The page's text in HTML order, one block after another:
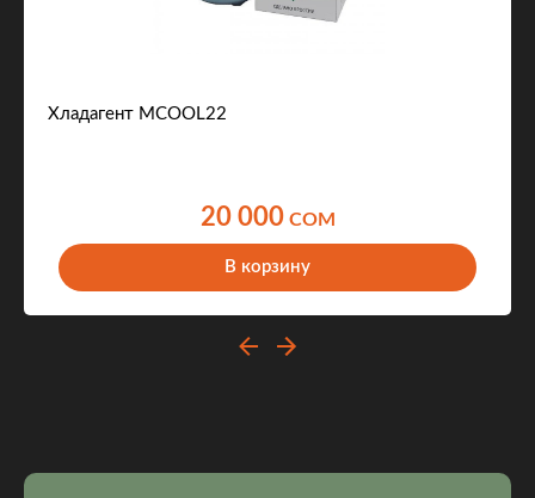
Хладагент MCOOL22
20 000COM
В корзину